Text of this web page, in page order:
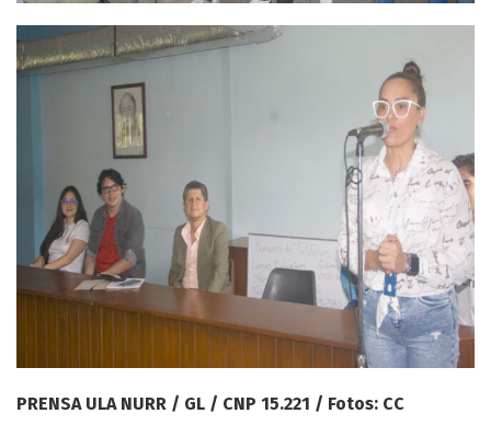
PRENSA ULA NURR / GL / CNP 15.221 / Fotos: CC